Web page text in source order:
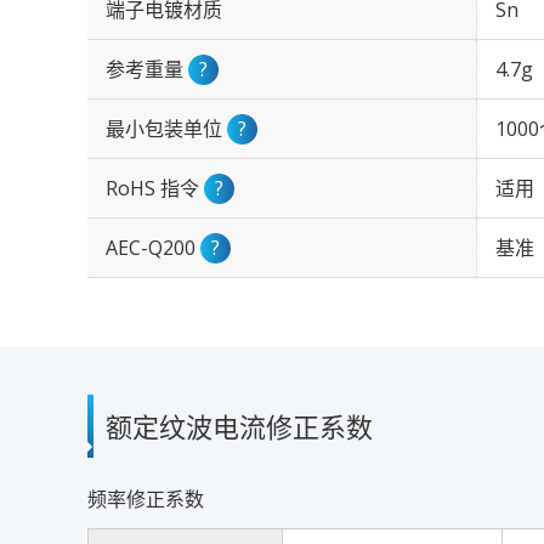
端子电镀材质 Sn
参考重量 ? 4.7g
最小包装单位 ?
RoHS 指令 ? 适用
AEC-Q200 ? 基准
额定纹波电流修正系数
频率修正系数